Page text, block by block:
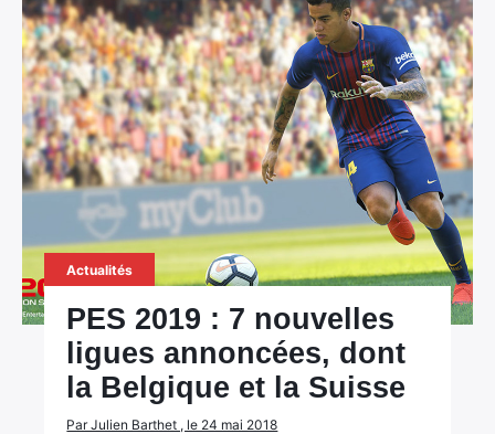
Actualités
PES 2019 : 7 nouvelles
ligues annoncées, dont
la Belgique et la Suisse
Par Julien Barthet , le 24 mai 2018